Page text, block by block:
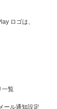
ロゴは、
一覧
ール通知設定